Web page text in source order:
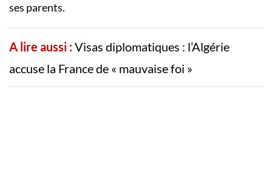
ses parents.
A lire aussi :Visas diplomatiques : l’Algérie
accuse la France de « mauvaise foi »